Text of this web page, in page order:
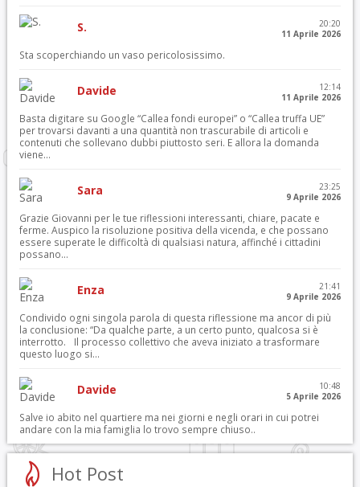
S.
20:20
11 Aprile 2026
Sta scoperchiando un vaso pericolosissimo.
Davide
12:14
11 Aprile 2026
Basta digitare su Google “Callea fondi europei” o “Callea truffa UE”
per trovarsi davanti a una quantità non trascurabile di articoli e
contenuti che sollevano dubbi piuttosto seri. E allora la domanda
viene...
Sara
23:25
9 Aprile 2026
Grazie Giovanni per le tue riflessioni interessanti, chiare, pacate e
ferme. Auspico la risoluzione positiva della vicenda, e che possano
essere superate le difficoltà di qualsiasi natura, affinché i cittadini
possano...
Enza
21:41
9 Aprile 2026
Condivido ogni singola parola di questa riflessione ma ancor di più
la conclusione: “Da qualche parte, a un certo punto, qualcosa si è
interrotto. Il processo collettivo che aveva iniziato a trasformare
questo luogo si...
Davide
10:48
5 Aprile 2026
Salve io abito nel quartiere ma nei giorni e negli orari in cui potrei
andare con la mia famiglia lo trovo sempre chiuso..
Hot Post